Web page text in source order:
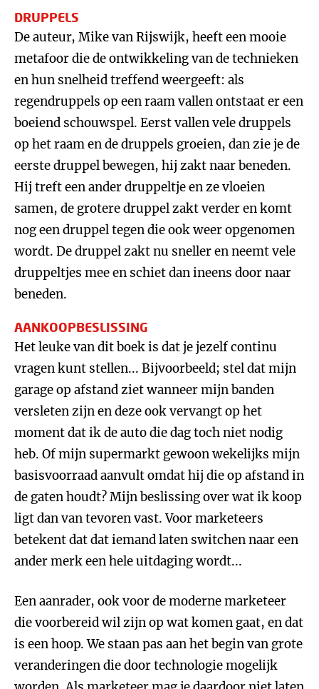
DRUPPELS
De auteur, Mike van Rijswijk, heeft een mooie
metafoor die de ontwikkeling van de technieken
en hun snelheid treffend weergeeft: als
regendruppels op een raam vallen ontstaat er een
boeiend schouwspel. Eerst vallen vele druppels
op het raam en de druppels groeien, dan zie je de
eerste druppel bewegen, hij zakt naar beneden.
Hij treft een ander druppeltje en ze vloeien
samen, de grotere druppel zakt verder en komt
nog een druppel tegen die ook weer opgenomen
wordt. De druppel zakt nu sneller en neemt vele
druppeltjes mee en schiet dan ineens door naar
beneden.
AANKOOPBESLISSING
Het leuke van dit boek is dat je jezelf continu
vragen kunt stellen... Bijvoorbeeld; stel dat mijn
garage op afstand ziet wanneer mijn banden
versleten zijn en deze ook vervangt op het
moment dat ik de auto die dag toch niet nodig
heb. Of mijn supermarkt gewoon wekelijks mijn
basisvoorraad aanvult omdat hij die op afstand in
de gaten houdt? Mijn beslissing over wat ik koop
ligt dan van tevoren vast. Voor marketeers
betekent dat dat iemand laten switchen naar een
ander merk een hele uitdaging wordt...
Een aanrader, ook voor de moderne marketeer
die voorbereid wil zijn op wat komen gaat, en dat
is een hoop. We staan pas aan het begin van grote
veranderingen die door technologie mogelijk